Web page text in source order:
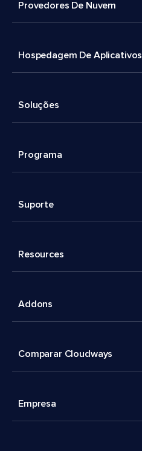
Provedores De Nuvem
Hospedagem De Aplicativos
Soluções
Programa
Suporte
Resources
Addons
Comparar Cloudways
Empresa